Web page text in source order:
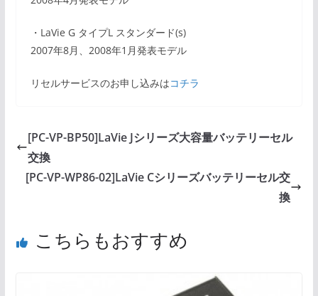
・LaVie G タイプL スタンダード(s)
2007年8月、2008年1月発表モデル
リセルサービスのお申し込みはコチラ
[PC-VP-BP50]LaVie Jシリーズ大容量バッテリーセル
交換
[PC-VP-WP86-02]LaVie Cシリーズバッテリーセル交
換
こちらもおすすめ